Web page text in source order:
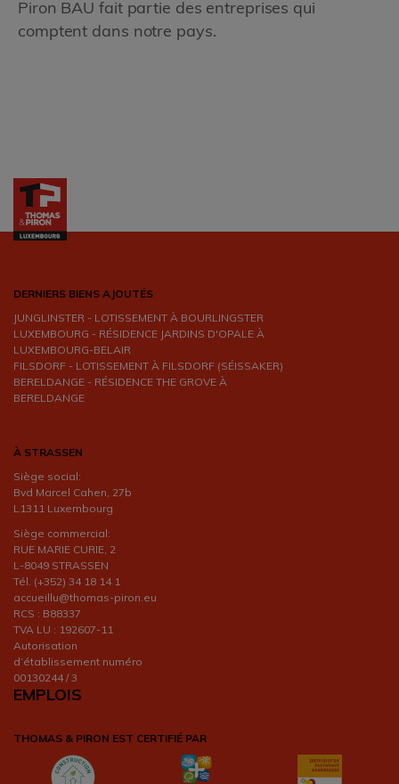
Piron BAU fait partie des entreprises qui
comptent dans notre pays.
DERNIERS BIENS AJOUTÉS
JUNGLINSTER - LOTISSEMENT À BOURLINGSTER
LUXEMBOURG - RÉSIDENCE JARDINS D'OPALE À
LUXEMBOURG-BELAIR
FILSDORF - LOTISSEMENT À FILSDORF (SÉISSAKER)
BERELDANGE - RÉSIDENCE THE GROVE À
BERELDANGE
À STRASSEN
Siège social:
Bvd Marcel Cahen, 27b
L1311 Luxembourg
Siège commercial:
RUE MARIE CURIE, 2
L-8049 STRASSEN
Tél. (+352) 34 18 14 1
accueillu@thomas-piron.eu
RCS : B88337
TVA LU : 192607-11
Autorisation
d’établissement numéro
00130244 / 3
EMPLOIS
THOMAS & PIRON EST CERTIFIÉ PAR